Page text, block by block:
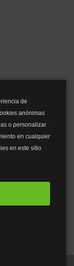
de
anónimas
o personalizar
en cualquier
en este sitio